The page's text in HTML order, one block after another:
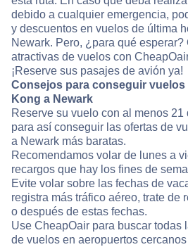
debido a cualquier emergencia,
y descuentos en vuelos de última
Newark. Pero, ¿para qué esperar?
atractivas de vuelos con
¡Reserve sus pasajes de avión ya!
Consejos para conseguir vuelos
Kong a Newark
Reserve su vuelo con al menos
para así conseguir las ofertas de
a Newark más baratas.
Recomendamos volar de lunes a
recargos que hay los fines de
Evite volar sobre las fechas de
registra más tráfico aéreo, trate de
o después de estas fechas.
Use CheapOair para buscar todas
de vuelos en aeropuertos